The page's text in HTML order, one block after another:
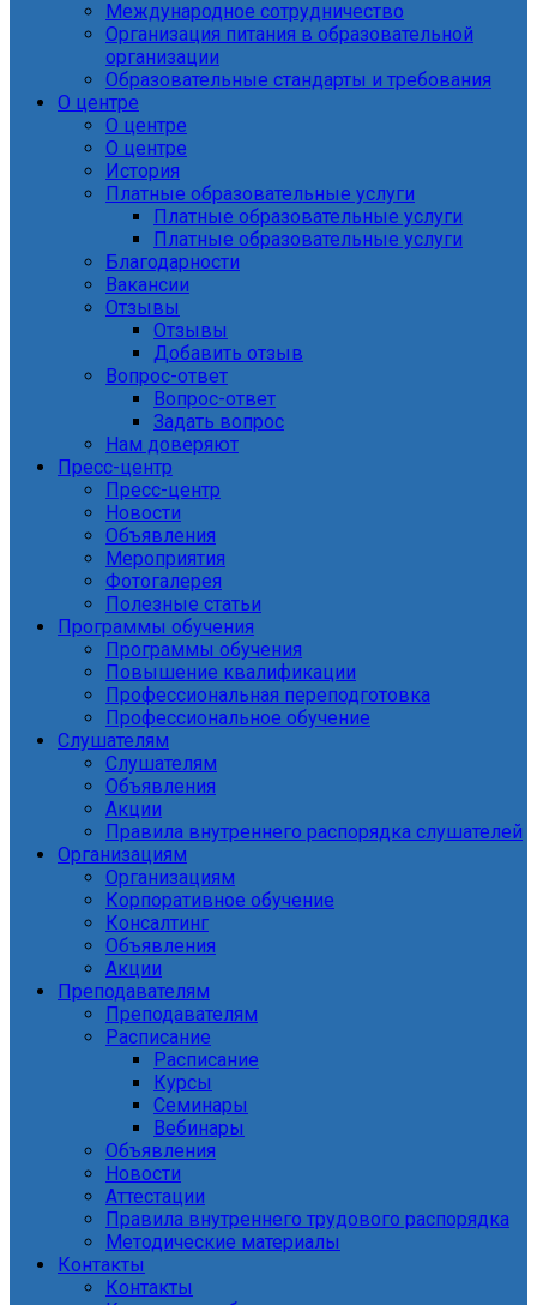
Международное сотрудничество
Организация питания в образовательной
организации
Образовательные стандарты и требования
О центре
О центре
О центре
История
Платные образовательные услуги
Платные образовательные услуги
Платные образовательные услуги
Благодарности
Вакансии
Отзывы
Отзывы
Добавить отзыв
Вопрос-ответ
Вопрос-ответ
Задать вопрос
Нам доверяют
Пресс-центр
Пресс-центр
Новости
Объявления
Мероприятия
Фотогалерея
Полезные статьи
Программы обучения
Программы обучения
Повышение квалификации
Профессиональная переподготовка
Профессиональное обучение
Слушателям
Слушателям
Объявления
Акции
Правила внутреннего распорядка слушателей
Организациям
Организациям
Корпоративное обучение
Консалтинг
Объявления
Акции
Преподавателям
Преподавателям
Расписание
Расписание
Курсы
Семинары
Вебинары
Объявления
Новости
Аттестации
Правила внутреннего трудового распорядка
Методические материалы
Контакты
Контакты